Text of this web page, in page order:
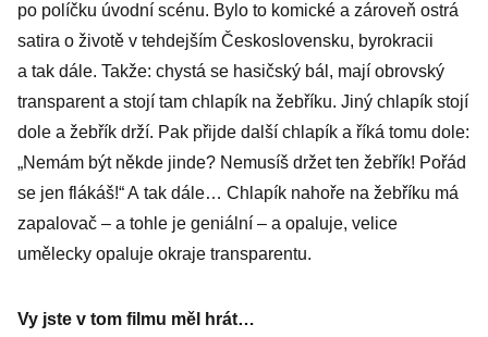
po políčku úvodní scénu. Bylo to komické a zároveň ostrá
satira o životě v tehdejším Československu, byrokracii
a tak dále. Takže: chystá se hasičský bál, mají obrovský
transparent a stojí tam chlapík na žebříku. Jiný chlapík stojí
dole a žebřík drží. Pak přijde další chlapík a říká tomu dole:
„Nemám být někde jinde? Nemusíš držet ten žebřík! Pořád
se jen flákáš!“ A tak dále… Chlapík nahoře na žebříku má
zapalovač – a tohle je geniální – a opaluje, velice
umělecky opaluje okraje transparentu.
Vy jste v tom filmu měl hrát…